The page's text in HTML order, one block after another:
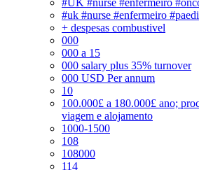
#uk #nurse #enfermeiro
+ despesas combustivel
000
000 a 15
000 salary plus 35% turnover
000 USD Per annum
10
100.000£ a 180.000£ ano;
viagem e alojamento
1000-1500
108
108000
114